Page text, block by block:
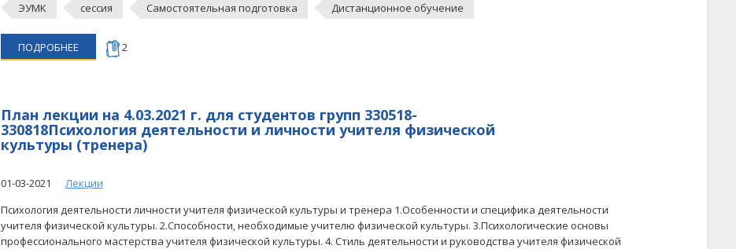
ЭУМК сессия Самостоятельная подготовка Дистанционное обучение
ПОДРОБНЕЕ 2
План лекции на 4.03.2021 г. для студентов групп 330518-
330818Психология деятельности и личности учителя физической
культуры (тренера)
01-03-2021
Лекции
Психология деятельности личности учителя физической культуры и тренера 1.Особенности и специфика деятельности
учителя физической культуры. 2.Способности, необходимые учителю физической культуры. 3.Психологические основы
профессионального мастерства учителя физической культуры. 4. Стиль деятельности и руководства учителя физической